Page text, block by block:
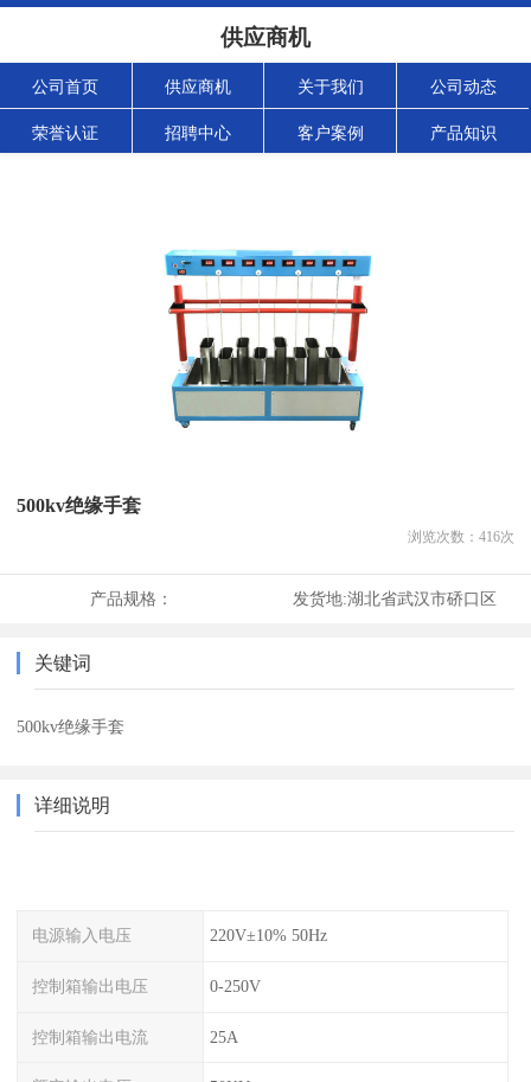
供应商机
公司首页 供应商机 关于我们 公司动态
荣誉认证 招聘中心 客户案例 产品知识
500kv绝缘手套
浏览次数： 416次
产品规格： 发货地:湖北省武汉市硚口区
关键词
500kv绝缘手套
详细说明
电源输入电压 220V±10% 50Hz
控制箱输出电压 0-250V
控制箱输出电流 25A